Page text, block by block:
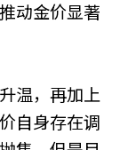
动金价显著
温，再加上
自身存在调